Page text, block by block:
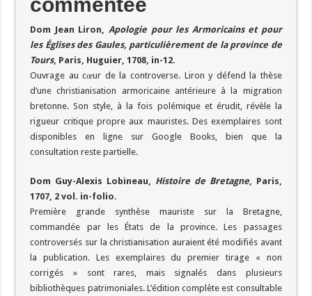
Dom Jean Liron, Apologie pour les Armoricains et pour
les Églises des Gaules, particulièrement de la province de
Tours, Paris, Huguier, 1708, in-12.
Ouvrage au cœur de la controverse. Liron y défend la thèse
d’une christianisation armoricaine antérieure à la migration
bretonne. Son style, à la fois polémique et érudit, révèle la
rigueur critique propre aux mauristes. Des exemplaires sont
disponibles en ligne sur Google Books, bien que la
consultation reste partielle.
Dom Guy-Alexis Lobineau, Histoire de Bretagne, Paris,
1707, 2 vol. in-folio.
Première grande synthèse mauriste sur la Bretagne,
commandée par les États de la province. Les passages
controversés sur la christianisation auraient été modifiés avant
la publication. Les exemplaires du premier tirage « non
corrigés » sont rares, mais signalés dans plusieurs
bibliothèques patrimoniales. L’édition complète est consultable